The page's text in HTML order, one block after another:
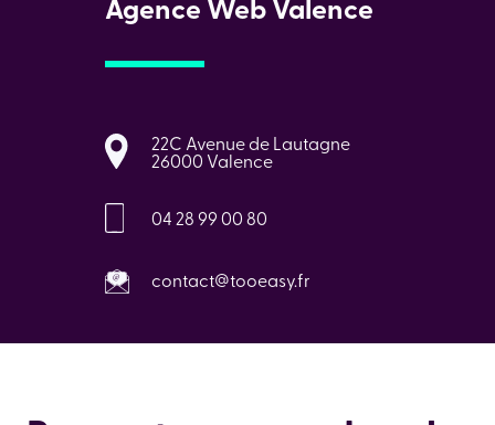
Agence Web Valence
22C Avenue de Lautagne
26000 Valence
04 28 99 00 80
contact@tooeasy.fr